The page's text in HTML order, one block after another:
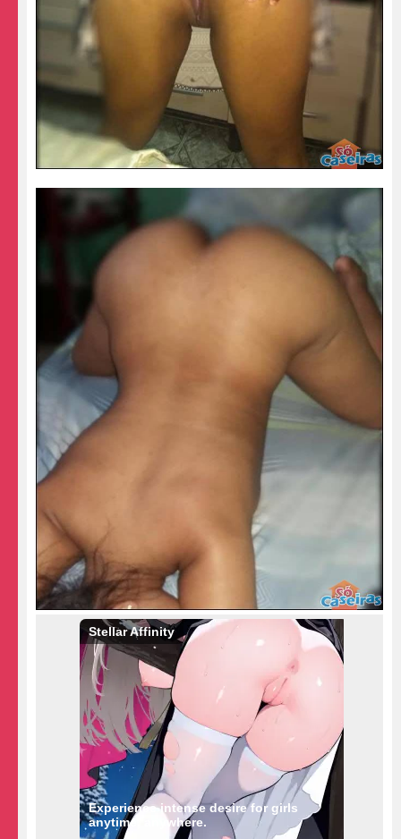
Experience intense desire for girls
anytime, anywhere.
Stellar Affinity